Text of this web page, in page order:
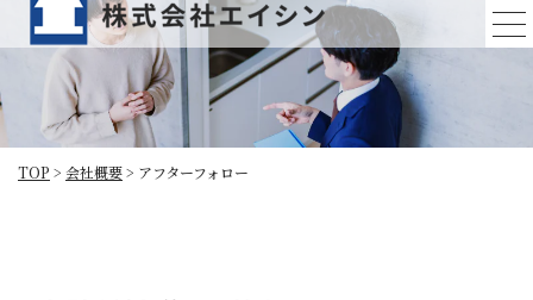
アフターフォロー
TOP > 会社概要> アフターフォロー